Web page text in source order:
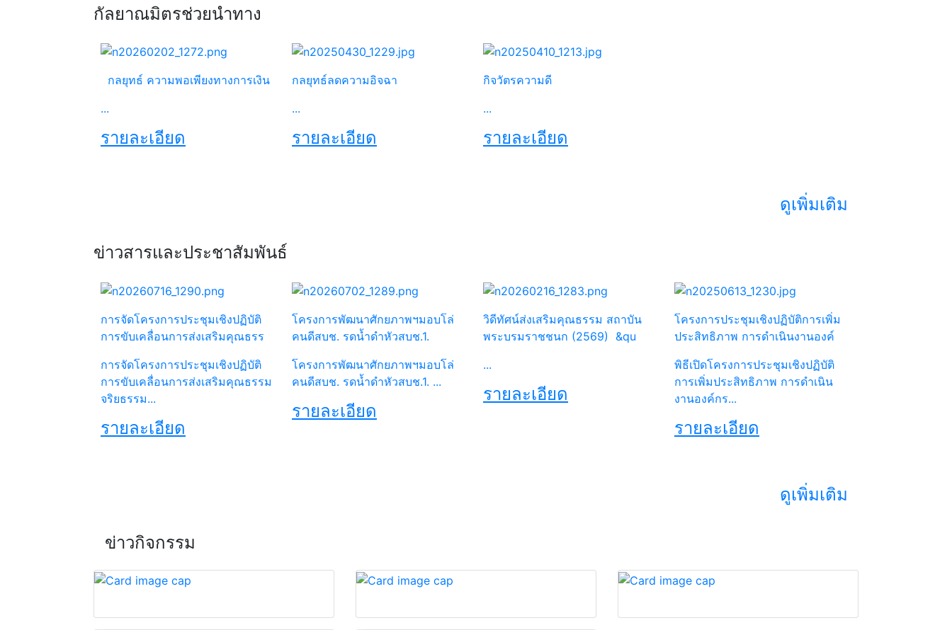
กัลยาณมิตรช่วยนำทาง
กลยุทธ์ ความพอเพียงทางการเงิน
...
รายละเอียด
กลยุทธ์ลดความอิจฉา
...
รายละเอียด
กิจวัตรความดี
...
รายละเอียด
ดูเพิ่มเติม
ข่าวสารและประชาสัมพันธ์
การจัดโครงการประชุมเชิงปฏิบัติ
การขับเคลื่อนการส่งเสริมคุณธรร
การจัดโครงการประชุมเชิงปฏิบัติ
การขับเคลื่อนการส่งเสริมคุณธรรม
จริยธรรม...
รายละเอียด
โครงการพัฒนาศักยภาพฯมอบโล่
คนดีสบช. รดน้ำดำหัวสบช.1.
โครงการพัฒนาศักยภาพฯมอบโล่
คนดีสบช. รดน้ำดำหัวสบช.1. ...
รายละเอียด
วิดีทัศน์ส่งเสริมคุณธรรม สถาบัน
พระบรมราชชนก (2569) &qu
...
รายละเอียด
โครงการประชุมเชิงปฏิบัติการเพิ่ม
ประสิทธิภาพ การดำเนินงานองค์
พิธีเปิดโครงการประชุมเชิงปฏิบัติ
การเพิ่มประสิทธิภาพ การดำเนิน
งานองค์กร...
รายละเอียด
ดูเพิ่มเติม
ข่าวกิจกรรม